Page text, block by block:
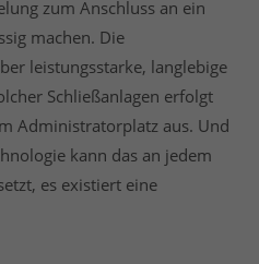
zum Anschluss an ein
machen. Die
leistungsstarke, langlebige
Schließanlagen erfolgt
Administratorplatz aus. Und
kann das an jedem
es existiert eine